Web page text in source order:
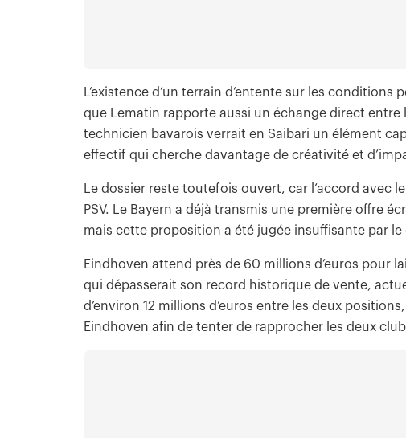
L’existence d’un terrain d’entente sur les
que Lematin rapporte aussi un échange direct entre
technicien bavarois verrait en Saibari un élément
effectif qui cherche davantage de créativité et
Le dossier reste toutefois ouvert, car l’accord avec
PSV. Le Bayern a déjà transmis une première offre
mais cette proposition a été jugée insuffisante par le
Eindhoven attend près de 60 millions d’euros pour
qui dépasserait son record historique de vente,
d’environ 12 millions d’euros entre les deux
Eindhoven afin de tenter de rapprocher les deux